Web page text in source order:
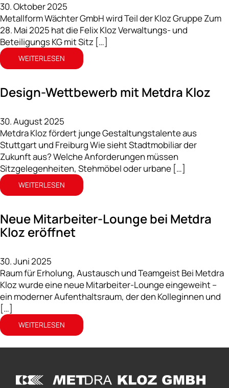
30. Oktober 2025
Metallform Wächter GmbH wird Teil der Kloz Gruppe Zum
28. Mai 2025 hat die Felix Kloz Verwaltungs- und
Beteiligungs KG mit Sitz […]
WEITERLESEN
Design-Wettbewerb mit Metdra Kloz
30. August 2025
Metdra Kloz fördert junge Gestaltungstalente aus
Stuttgart und Freiburg Wie sieht Stadtmobiliar der
Zukunft aus? Welche Anforderungen müssen
Sitzgelegenheiten, Stehmöbel oder urbane […]
WEITERLESEN
Neue Mitarbeiter-Lounge bei Metdra
Kloz eröffnet
30. Juni 2025
Raum für Erholung, Austausch und Teamgeist Bei Metdra
Kloz wurde eine neue Mitarbeiter-Lounge eingeweiht –
ein moderner Aufenthaltsraum, der den Kolleginnen und
[…]
WEITERLESEN